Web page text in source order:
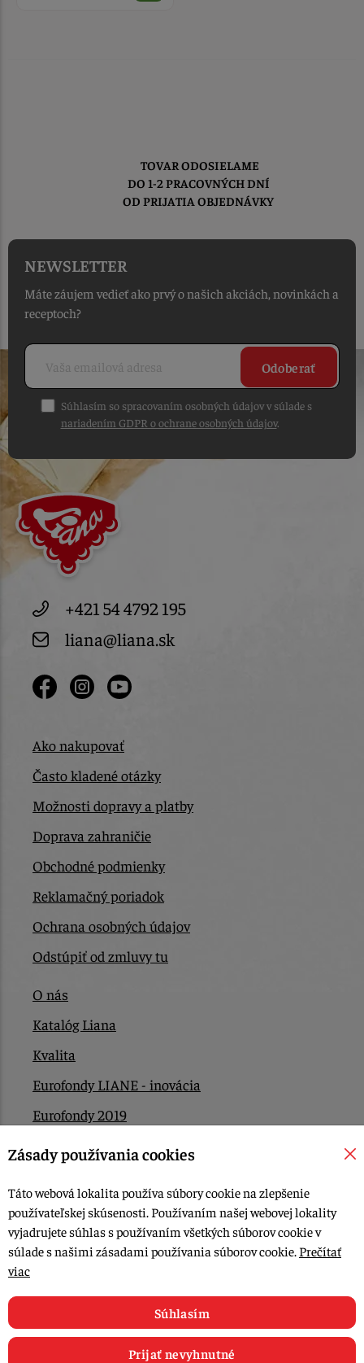
TOVAR ODOSIELAME
DO 1-2 PRACOVNÝCH DNÍ
OD PRIJATIA OBJEDNÁVKY
NEWSLETTER
Máte záujem vedieť ako prvý o našich akciách, novinkách a
receptoch?
Odoberať
Súhlasím so spracovaním osobných údajov v súlade s
nariadením GDPR o ochrane osobných údajov.
+421 54 4792 195
liana@liana.sk
Ako nakupovať
Často kladené otázky
Možnosti dopravy a platby
Doprava zahraničie
Obchodné podmienky
Reklamačný poriadok
Ochrana osobných údajov
Odstúpiť od zmluvy tu
O nás
Katalóg Liana
Kvalita
Eurofondy LIANE - inovácia
Eurofondy 2019
Eurofondy 2022/2023
Kontakt
© 2015-2026, LIANA GOLIAŠ s.r.o. všetky práva vyhradené.
Upraviť nastavenia Cookies
Zásady používania cookies
Táto webová lokalita používa súbory cookie na zlepšenie
používateľskej skúsenosti. Používaním našej webovej lokality
vyjadrujete súhlas s používaním všetkých súborov cookie v
súlade s našimi zásadami používania súborov cookie. Prečítať
viac
Súhlasím
Prijať nevyhnutné